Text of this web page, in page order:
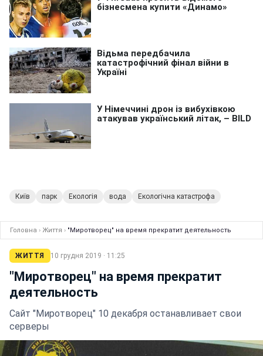
Київ парк Екологія вода Екологічна катастрофа
Головна › Життя › "Миротворец" на время прекратит деятельность
ЖИТТЯ 10 грудня 2019 · 11:25
"Миротворец" на время прекратит
деятельность
Сайт "Миротворец" 10 декабря останавливает свои
серверы